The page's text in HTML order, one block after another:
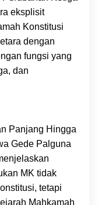
eksplisit
Konstitusi
dengan
fungsi yang
dan
Panjang Hingga
Gede Palguna
MK tidak
tetapi
Mahkamah